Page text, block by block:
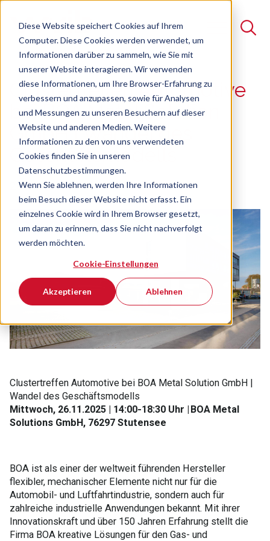
Diese Website speichert Cookies auf Ihrem
Computer. Diese Cookies werden verwendet, um
Informationen darüber zu sammeln, wie Sie mit
unserer Website interagieren. Wir verwenden
diese Informationen, um Ihre Browser-Erfahrung zu
verbessern und anzupassen, sowie für Analysen
und Messungen zu unseren Besuchern auf dieser
Website und anderen Medien. Weitere
Informationen zu den von uns verwendeten
Cookies finden Sie in unseren
Datenschutzbestimmungen.
Wenn Sie ablehnen, werden Ihre Informationen
beim Besuch dieser Website nicht erfasst. Ein
einzelnes Cookie wird in Ihrem Browser gesetzt,
um daran zu erinnern, dass Sie nicht nachverfolgt
werden möchten.
Cookie-Einstellungen
Akzeptieren Ablehnen
Suche
Es gibt keine Vorschläge, da das Suchfeld leer ist.
Clustertreffen Automotive
bei BOA Metal Solution
GmbH | Wandel des
Geschäftsmodells
26.11.2025
Clustertreffen Automotive bei BOA Metal Solution GmbH |
Wandel des Geschäftsmodells
Mittwoch, 26.11.2025 | 14:00-18:30 Uhr | BOA Metal
Solutions GmbH, 76297 Stutensee
BOA ist als einer der weltweit führenden Hersteller
flexibler, mechanischer Elemente nicht nur für die
Automobil- und Luftfahrtindustrie, sondern auch für
zahlreiche industrielle Anwendungen bekannt. Mit ihrer
Innovationskraft und über 150 Jahren Erfahrung stellt die
Firma BOA kreative Lösungen für den Gas- und